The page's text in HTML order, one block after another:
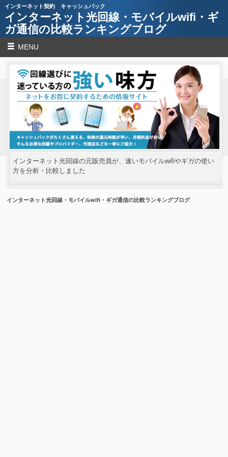
インターネット契約 キャッシュバック
インターネット光回線・モバイルwifi・ギ
ガ通信の比較ランキングブログ
MENU
インターネット光回線の元販売員が、速いモバイルwifiやギガの使い
方を分析・比較しました
インターネット光回線・モバイルwifi・ギガ通信の比較ランキングブログ